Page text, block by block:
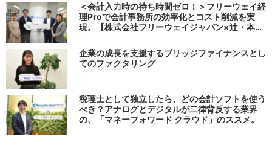
＜会計入力時の待ち時間ゼロ！＞フリーウェイ経
理Proで会計事務所の効率化とコスト削減を実
現。【株式会社フリーウェイジャパン×辻・本郷
企業の成長を支援するブリッジファイナンスとし
てのファクタリング
税理士として独立したら、どの会計ソフトを使う
べき？アナログとデジタルが二律背反する業界
の、「マネーフォワード クラウド」のススメ。